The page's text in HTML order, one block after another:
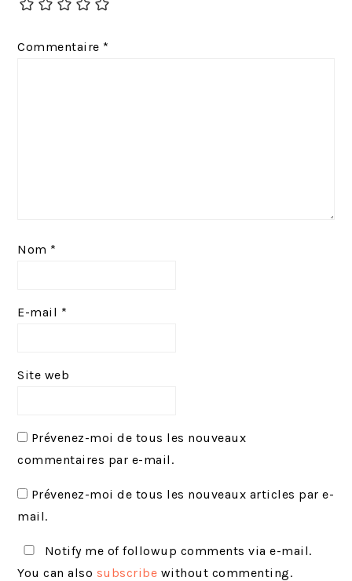
d
n
Commentaire *
Nom *
E-mail *
Site web
Prévenez-moi de tous les nouveaux
commentaires par e-mail.
Prévenez-moi de tous les nouveaux articles par e-
mail.
Notify me of followup comments via e-mail.
You can also subscribe without commenting.